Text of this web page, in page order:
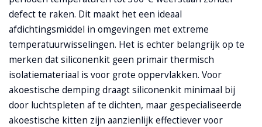
defect te raken. Dit maakt het een ideaal
afdichtingsmiddel in omgevingen met extreme
temperatuurwisselingen. Het is echter belangrijk op te
merken dat siliconenkit geen primair thermisch
isolatiemateriaal is voor grote oppervlakken. Voor
akoestische demping draagt siliconenkit minimaal bij
door luchtspleten af te dichten, maar gespecialiseerde
akoestische kitten zijn aanzienlijk effectiever voor